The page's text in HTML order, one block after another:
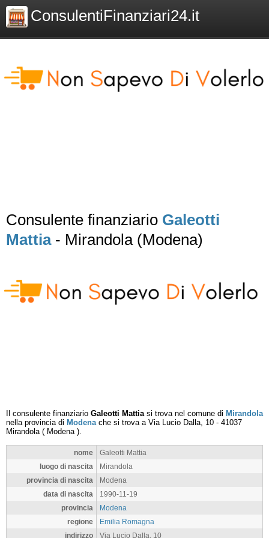
ConsulentiFinanziari24.it
Consulente finanziario Galeotti
Mattia- Mirandola (Modena)
Il consulente finanziario Galeotti Mattiasi trova nel comune di Mirandola
nella provincia di Modenache si trova a Via Lucio Dalla, 10 - 41037
Mirandola( Modena).
nome
Galeotti Mattia
luogo di nascita
Mirandola
provincia di nascita
Modena
data di nascita
1990-11-19
provincia
Modena
regione
Emilia Romagna
indirizzo
Via Lucio Dalla, 10